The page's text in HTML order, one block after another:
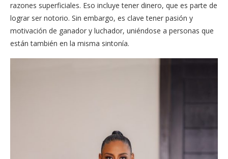
razones superficiales. Eso incluye tener dinero, que es parte de
lograr ser notorio. Sin embargo, es clave tener pasión y
motivación de ganador y luchador, uniéndose a personas que
están también en la misma sintonía.